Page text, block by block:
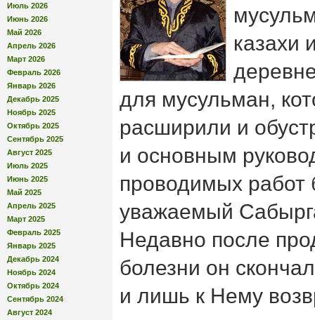
Июль 2026
Июнь 2026
Май 2026
Апрель 2026
Март 2026
Февраль 2026
Январь 2026
Декабрь 2025
Ноябрь 2025
Октябрь 2025
Сентябрь 2025
Август 2025
Июль 2025
Июнь 2025
Май 2025
Апрель 2025
Март 2025
Февраль 2025
Январь 2025
Декабрь 2024
Ноябрь 2024
Октябрь 2024
Сентябрь 2024
Август 2024
казахи
для мусульман,
расширили и
и основным
проводимых работ
уважаемый
Недавно после
болезни он
и лишь к Нему